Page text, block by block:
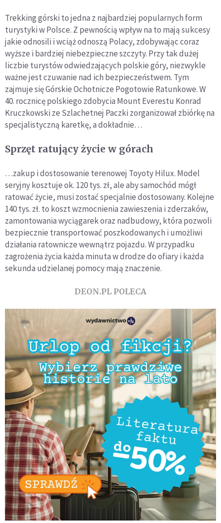
Trekking górski to jedna z najbardziej popularnych form
turystyki w Polsce. Z pewnością wpływ na to mają sukcesy
jakie odnosili i wciąż odnoszą Polacy, zdobywając coraz
wyższe i bardziej niebezpieczne szczyty. Przy tak dużej
liczbie turystów odwiedzających polskie góry, niezwykle
ważne jest czuwanie nad ich bezpieczeństwem. Tym
zajmuje się Górskie Ochotnicze Pogotowie Ratunkowe. W
40. rocznicę polskiego zdobycia Mount Everestu Konrad
Kruczkowski ze Szlachetnej Paczki zorganizował zbiórkę na
specjalistyczną karetkę, a dokładnie…
Sprzęt ratujący życie w górach
…zakup i dostosowanie terenowej Toyoty Hilux. Model
seryjny kosztuje ok. 120 tys. zł, ale aby samochód mógł
ratować życie, musi zostać specjalnie dostosowany. Kolejne
140 tys. zł. to koszt wzmocnienia zawieszenia i zderzaków,
zamontowania wyciągarek oraz nadbudowy, która pozwoli
bezpiecznie transportować poszkodowanych i umożliwi
działania ratownicze wewnątrz pojazdu. W przypadku
zagrożenia życia każda minuta w drodze do ofiary i każda
sekunda udzielanej pomocy mają znaczenie.
DEON.PL POLECA